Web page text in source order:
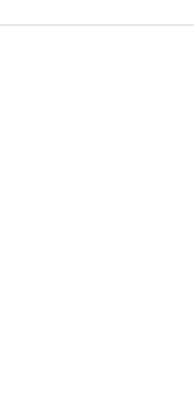
2回行動するような事は